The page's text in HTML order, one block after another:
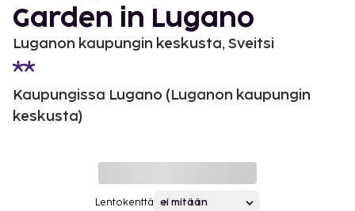
Garden in Lugano
Luganon kaupungin keskusta, Sveitsi
Kaupungissa Lugano (Luganon kaupungin
keskusta)
Lentokenttä